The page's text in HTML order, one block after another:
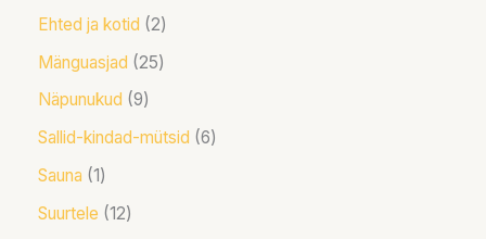
Ehted ja kotid
2
Mänguasjad
25
Näpunukud
9
Sallid-kindad-mütsid
6
Sauna 1
Suurtele 12